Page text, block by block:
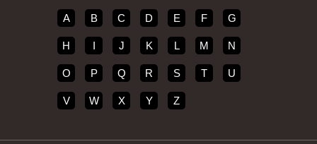
A B C D E F G
H I J K L M N
O P Q R S T U
V W X Y Z